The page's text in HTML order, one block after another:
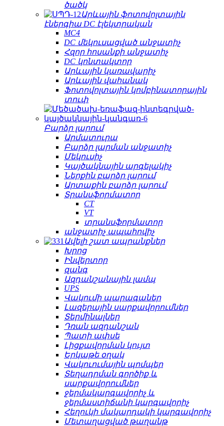
ծածկ
Արևային ֆոտովոլտային
էներգիա DC էլեկտրական
MC4
DC մեկուսացված անջատիչ
Հզոր հոսանքի անջատիչ
DC կոնտակտոր
Արևային կառավարիչ
Արևային վահանակ
Ֆոտովոլտային կոմբինատորային
տուփ
Բարձր լարում
Արմատուրա
Բարձր լարման անջատիչ
Մեկուսիչ
Կայծակնային արգելակիչ
Ներքին բարձր լարում
Արտաքին բարձր լարում
Տրանսֆորմատոր
CT
VT
տրանսֆորմատոր
անջատիչ ապահովիչ
Ավելի շատ ապրանքներ
Խրոց
Ինվերտոր
զանգ
Ազդանշանային լամպ
UPS
Վակումի պարագաներ
Լազերային սարքավորումներ
Տերմինալներ
Դռան ազդանշան
Պատի ափսե
Լիցքավորման կույտ
Երկաթե օղակ
Վակուումային պոմպեր
Տեղադրման գործիք և
սարքավորումներ
ջերմակարգավորիչ և
ջերմաստիճանի կարգավորիչ
Հեղուկի մակարդակի կարգավորիչ
Մետաղացված թաղանթ